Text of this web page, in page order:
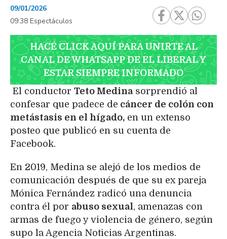
09/01/2026
09:38 Espectáculos
HACÉ CLICK AQUÍ PARA UNIRTE AL
CANAL DE WHATSAPP DE EL LIBERAL Y
ESTAR SIEMPRE INFORMADO
El conductor Teto Medina sorprendió al
confesar que padece de cáncer de colón con
metástasis en el hígado, en un extenso
posteo que publicó en su cuenta de
Facebook.
En 2019, Medina se alejó de los medios de
comunicación después de que su ex pareja
Mónica Fernández radicó una denuncia
contra él por abuso sexual, amenazas con
armas de fuego y violencia de género, según
supo la Agencia Noticias Argentinas.